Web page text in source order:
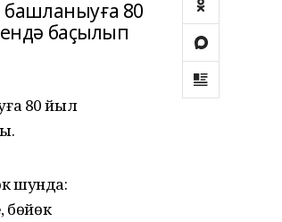
80
баҫылып
80 йыл
шунда:
бөйөк